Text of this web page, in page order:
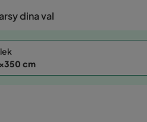
dina val
cm